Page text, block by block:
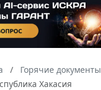
Горячие документы
Хакасия